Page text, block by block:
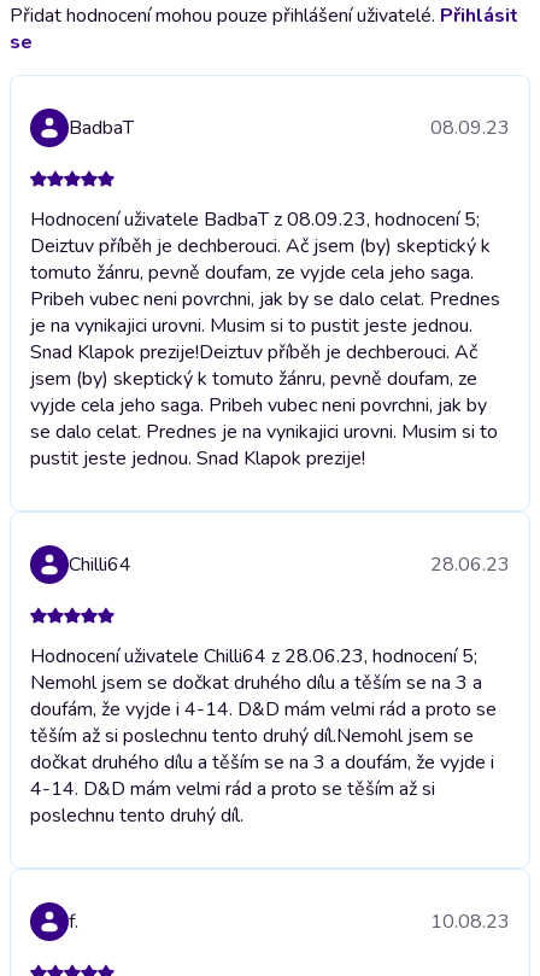
Přidat hodnocení mohou pouze přihlášení uživatelé. Přihlásit
se
BadbaT 08.09.23
Hodnocení uživatele BadbaT z 08.09.23, hodnocení 5;
Deiztuv příběh je dechberouci. Ač jsem (by) skeptický k
tomuto žánru, pevně doufam, ze vyjde cela jeho saga.
Pribeh vubec neni povrchni, jak by se dalo celat. Prednes
je na vynikajici urovni. Musim si to pustit jeste jednou.
Snad Klapok prezije!Deiztuv příběh je dechberouci. Ač
jsem (by) skeptický k tomuto žánru, pevně doufam, ze
vyjde cela jeho saga. Pribeh vubec neni povrchni, jak by
se dalo celat. Prednes je na vynikajici urovni. Musim si to
pustit jeste jednou. Snad Klapok prezije!
Chilli64 28.06.23
Hodnocení uživatele Chilli64 z 28.06.23, hodnocení 5;
Nemohl jsem se dočkat druhého dílu a těším se na 3 a
doufám, že vyjde i 4-14. D&D mám velmi rád a proto se
těším až si poslechnu tento druhý díl.Nemohl jsem se
dočkat druhého dílu a těším se na 3 a doufám, že vyjde i
4-14. D&D mám velmi rád a proto se těším až si
poslechnu tento druhý díl.
f. 10.08.23